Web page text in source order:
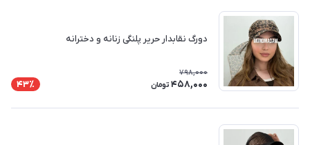
دورگ نقابدار حریر پلنگی زنانه و دخترانه
798,000
458,000 تومان 43٪